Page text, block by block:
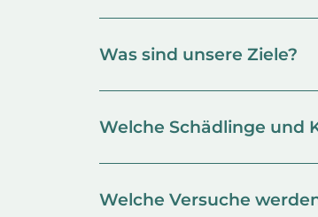
Was sind unsere Ziele?
Welche Schädlinge und
Welche Versuche